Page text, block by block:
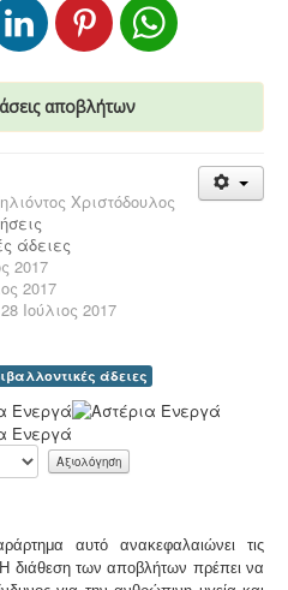
επικινδύνων. Η άδεια
έγκριση της σχετικής
οργάνωσης του δικτύου
και της ασφάλισης
-
εργαστήρια με
άδεια λειτουργίας η
πλήρη μελέτη HACCP,
μετά από την έκδοση
εκδίδεται μετά από
περιβαλλοντικής μελέτης
αποβλήτων
Χριστόδουλος
άδειες
2017
2017
Ιούλιος 2017
άδειες
αυτό ανακεφαλαιώνει τις
διάθεση των αποβλήτων πρέπει να